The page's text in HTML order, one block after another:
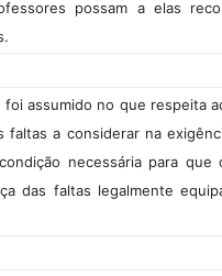
possam a elas
assumido no que respeita
a considerar na
necessária para
das faltas legalmente